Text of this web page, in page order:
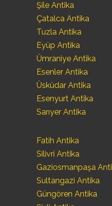
Şile Antika
Çatalca Antika
Tuzla Antika
Eyüp Antika
Ümraniye Antika
Esenler Antika
Üsküdar Antika
Esenyurt Antika
Sarıyer Antika
Fatih Antika
Silivri Antika
Gaziosmanpaşa
Sultangazi Antika
Güngören Antika